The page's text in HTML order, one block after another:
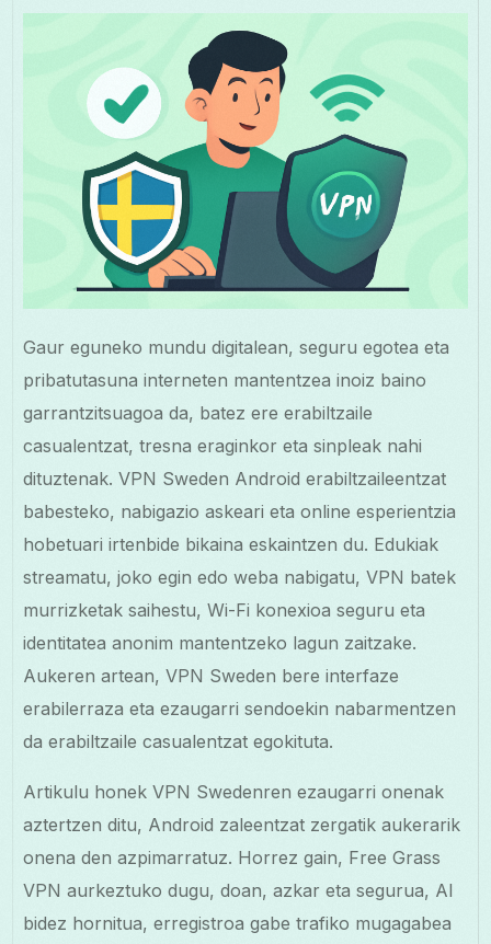
Gaur eguneko mundu digitalean, seguru egotea eta
pribatutasuna interneten mantentzea inoiz baino
garrantzitsuagoa da, batez ere erabiltzaile
casualentzat, tresna eraginkor eta sinpleak nahi
dituztenak. VPN Sweden Android erabiltzaileentzat
babesteko, nabigazio askeari eta online esperientzia
hobetuari irtenbide bikaina eskaintzen du. Edukiak
streamatu, joko egin edo weba nabigatu, VPN batek
murrizketak saihestu, Wi-Fi konexioa seguru eta
identitatea anonim mantentzeko lagun zaitzake.
Aukeren artean, VPN Sweden bere interfaze
erabilerraza eta ezaugarri sendoekin nabarmentzen
da erabiltzaile casualentzat egokituta.
Artikulu honek VPN Swedenren ezaugarri onenak
aztertzen ditu, Android zaleentzat zergatik aukerarik
onena den azpimarratuz. Horrez gain, Free Grass
VPN aurkeztuko dugu, doan, azkar eta segurua, AI
bidez hornitua, erregistroa gabe trafiko mugagabea